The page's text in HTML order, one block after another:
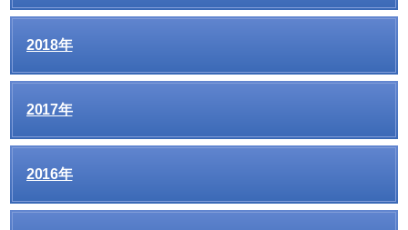
2018年
2017年
2016年